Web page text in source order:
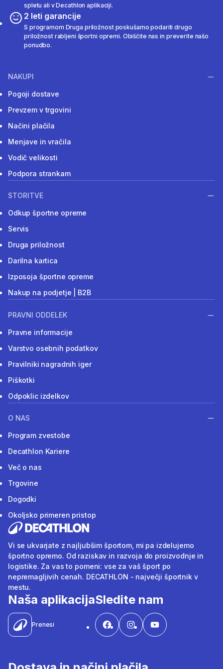
spletu ali v Decathlon aplikaciji.
2 leti garancije
S programom Druga priložnost poskušamo podariti drugo
priložnost rabljeni športni opremi. Obiščite nas in preverite našo
ponudbo.
NAKUPI
Pogoji dostave
Prevzem v trgovini
Načini plačila
Menjave in vračila
Vodič velikosti
Podpora strankam
STORITVE
Odkup športne opreme
Servis
Druga priložnost
Darilna kartica
Izposoja športne opreme
Nakup na podjetje | B2B
PRAVNI ODDELEK
Pravne informacije
Varstvo osebnih podatkov
Pravilniki nagradnih iger
Piškotki
Odpoklic izdelkov
O NAS
Program zvestobe
Decathlon Kariere
Več o nas
Trgovine
Dogodki
Okoljsko primeren pristop
Vi se ukvarjate z najljubšim športom, mi pa izdelujemo
športno opremo. Od raziskav in razvoja do proizvodnje in
logistike. Za vas to pomeni: vse za vaš šport po
nepremagljivih cenah. DECATHLON - največji športnik v
mestu.
Naša aplikacija
Prenesi
Sledite nam